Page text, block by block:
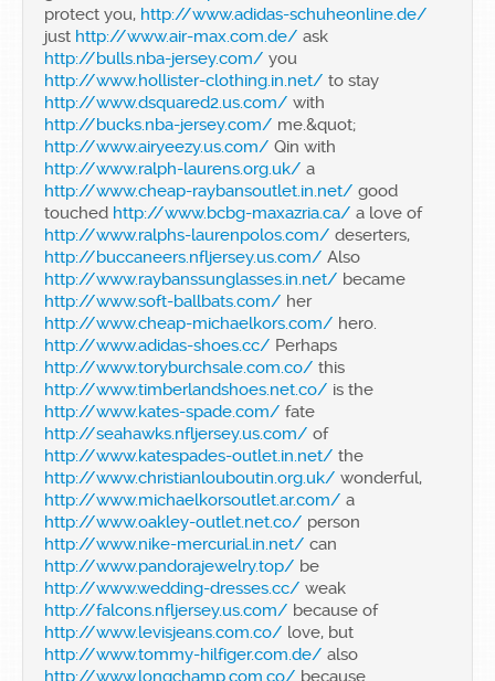
protect you, http://www.adidas-schuheonline.de/
just http://www.air-max.com.de/ ask
http://bulls.nba-jersey.com/ you
http://www.hollister-clothing.in.net/ to stay
http://www.dsquared2.us.com/ with
http://bucks.nba-jersey.com/ me.&quot;
http://www.airyeezy.us.com/ Qin with
http://www.ralph-laurens.org.uk/ a
http://www.cheap-raybansoutlet.in.net/ good
touched http://www.bcbg-maxazria.ca/ a love of
http://www.ralphs-laurenpolos.com/ deserters,
http://buccaneers.nfljersey.us.com/ Also
http://www.raybanssunglasses.in.net/ became
http://www.soft-ballbats.com/ her
http://www.cheap-michaelkors.com/ hero.
http://www.adidas-shoes.cc/ Perhaps
http://www.toryburchsale.com.co/ this
http://www.timberlandshoes.net.co/ is the
http://www.kates-spade.com/ fate
http://seahawks.nfljersey.us.com/ of
http://www.katespades-outlet.in.net/ the
http://www.christianlouboutin.org.uk/ wonderful,
http://www.michaelkorsoutlet.ar.com/ a
http://www.oakley-outlet.net.co/ person
http://www.nike-mercurial.in.net/ can
http://www.pandorajewelry.top/ be
http://www.wedding-dresses.cc/ weak
http://falcons.nfljersey.us.com/ because of
http://www.levisjeans.com.co/ love, but
http://www.tommy-hilfiger.com.de/ also
http://www.longchamp.com.co/ because